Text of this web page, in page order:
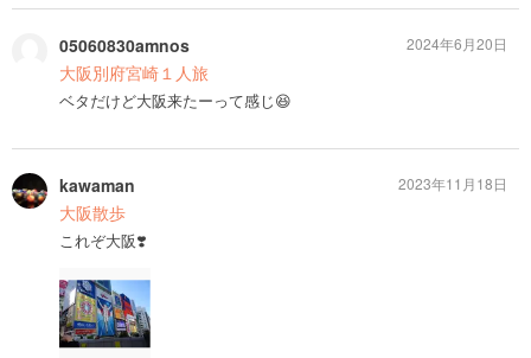
05060830amnos
大阪別府宮崎１人旅
ベタだけど大阪来たーって感じ😆
2024年6月20日
kawaman
大阪散歩
これぞ大阪❣️
2023年11月18日